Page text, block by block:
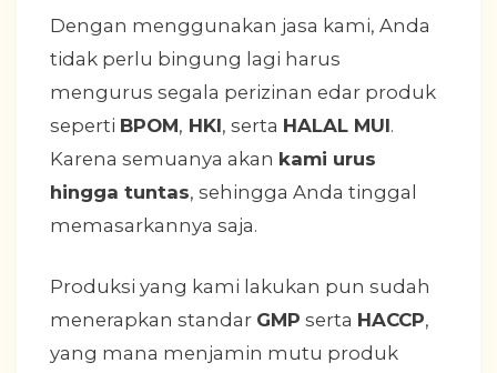
Dengan menggunakan jasa kami, Anda
tidak perlu bingung lagi harus
mengurus segala perizinan edar produk
seperti BPOM, HKI, serta HALAL MUI.
Karena semuanya akan kami urus
hingga tuntas, sehingga Anda tinggal
memasarkannya saja.
Produksi yang kami lakukan pun sudah
menerapkan standar GMP serta HACCP,
yang mana menjamin mutu produk